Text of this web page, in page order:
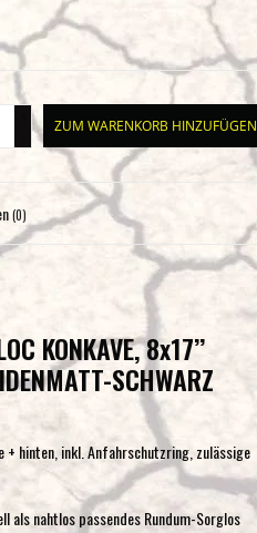
ZUM WARENKORB HINZUFÜGEN
(0)
KONKAVE, 8x17’’
SCHWARZ
+ hinten, inkl. Anfahrschutzring, zulässige
als nahtlos passendes Rundum-Sorglos